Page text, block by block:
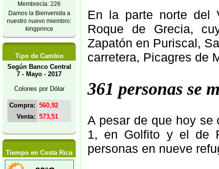
Membrecía: 226
Damos la Bienvenida a
nuestro nuevo miembro:
kingprince
Tipo de Cambio
Según Banco Central
7 - Mayo - 2017
Colones por Dólar
Compra: 560,92
Venta: 573,51
Tiempo en Costa Rica
En la parte norte del
Roque de Grecia,
Zapatón en Puriscal,
carretera, Picagres de
361 personas se
A pesar de que hoy se
1, en Golfito y el de
personas en nueve